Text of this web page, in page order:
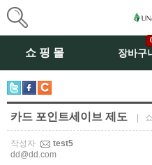
쇼 핑 몰 장바구
카드 포인트세이브 제도 | 쇼
작성자
test5
dd@dd.com